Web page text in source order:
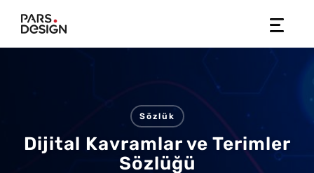
content
Sözlük
Dijital Kavramlar ve Terimler
Sözlüğü